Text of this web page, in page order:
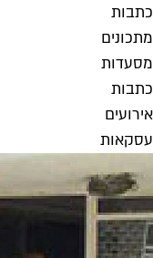
כתבות
מתכונים
מסעדות
כתבות
אירועים
עסקאות